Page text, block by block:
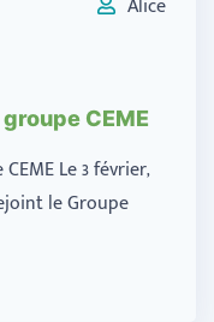
CEME
Le 3 février,
le Groupe